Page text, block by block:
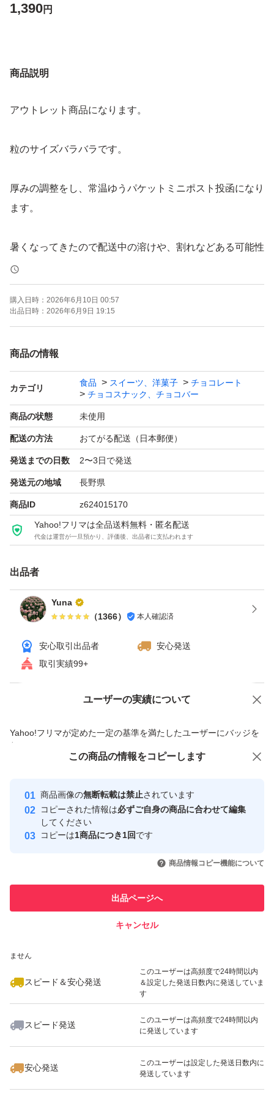
1,390円
商品説明
アウトレット商品になります。
粒のサイズバラバラです。
厚みの調整をし、常温ゆうパケットミニポスト投函になり
ます。
暑くなってきたので配送中の溶けや、割れなどある可能性
が高くなってきました。
ご了承の上ご購入お願いします＾＾
購入日時： 2026年6月10日 00:57
出品日時： 2026年6月9日 19:15
商品の情報
カテゴリ
食品 スイーツ、洋菓子
チョコレート
チョコスナック、チョコバー
商品の状態 未使用
配送の方法 おてがる配送（日本郵便）
発送までの日数 2〜3日で発送
発送元の地域 長野県
商品ID z624015170
Yahoo!フリマは全品送料無料・匿名配送
代金は運営が一旦預かり、評価後、出品者に支払われます
出品者
Yuna
（1366） 本人確認済
安心取引出品者
安心発送
取引実績99+
ユーザーの実績について
Yahoo!フリマが定めた一定の基準を満たしたユーザーにバッジを
付与しています
安心取引出品者
心・安全なユーザーです
取引実績
引を完了させた実績があります
での取引実績があります
ません
スピード＆安心発送
このユーザーは高頻度で24時間以内
＆設定した発送日数内に発送していま
す
スピード発送
このユーザーは高頻度で24時間以内
に発送しています
安心発送
このユーザーは設定した発送日数内に
発送しています
価格の相談 商品への質問
この商品の情報をコピーします
商品画像の無断転載は禁止されています
コピーされた情報は必ずご自身の商品に合わせて編集
してください
コピーは1商品につき1回です
商品情報コピー機能について
出品ページへ
キャンセル
この商品をみている人にオススメ
いいね！
1,199